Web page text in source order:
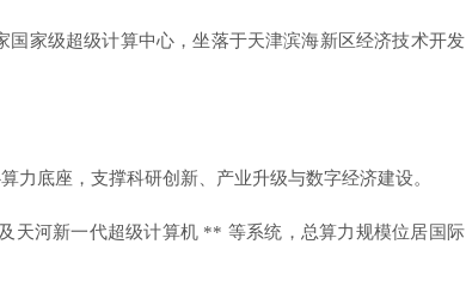
国家级超级计算中心，坐落于天津滨海新区经济技术开发
力底座，支撑科研创新、产业升级与数字经济建设。
天河新一代超级计算机 ** 等系统，总算力规模位居国际